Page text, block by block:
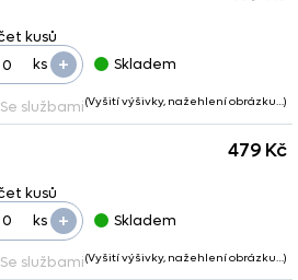
ks + Skladem
Se službami(Vyšití výšivky, nažehlení obrázku…)
ks +
479 Kč
Skladem
Se službami(Vyšití výšivky, nažehlení obrázku…)